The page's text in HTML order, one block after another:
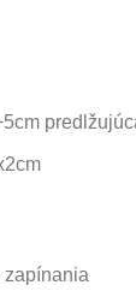
zapínania